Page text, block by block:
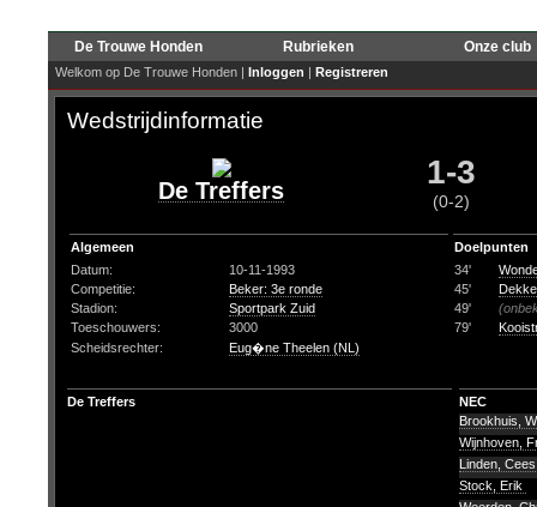
De Trouwe Honden Rubrieken Onze club
Welkom op De Trouwe Honden | Inloggen | Registreren
Wedstrijdinformatie
De Treffers 1-3
(0-2)
Algemeen
Datum:
10-11-1993
Competitie:
Beker: 3e ronde
Stadion:
Sportpark Zuid
Toeschouwers:
3000
Scheidsrechter:
Eug�ne Theelen (NL)
Doelpunten
34'
45'
49'
79'
De Treffers
NEC
Brookhuis,
Wijnhoven,
Linden,
Stock, Erik